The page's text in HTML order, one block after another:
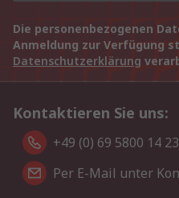
Die personenbezogenen
Anmeldung zur Verfügung
Datenschutzerklärung
Kontaktieren Sie uns:
+49 (0) 69 5800 14
Per E-Mail unter